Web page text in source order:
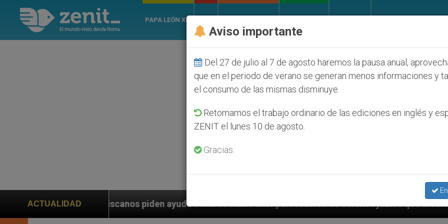
PAPA LEÓN XIV
ACTUALIDAD
piden ayuda a Marco Rubio ante persecución de colonos judíos que afecta a cristianos (y no
Aviso importante
Del 27 de julio al 7 de agosto haremos la pausa anual,
que en el periodo de verano se generan menos informaciones y
el consumo de las mismas disminuye.
Retomamos el trabajo ordinario de las ediciones en inglés y
ZENIT el lunes 10 de agosto.
Gracias.